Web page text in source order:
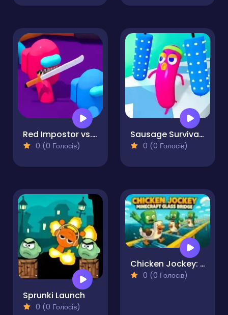
Red Impostor vs. Crew
0 (0 Голосів)
Sausage Survival Master
0 (0 Голосів)
Sprunki Launch
0 (0 Голосів)
Chicken Jockey: Minecraft Glass Bridge
0 (0 Голосів)